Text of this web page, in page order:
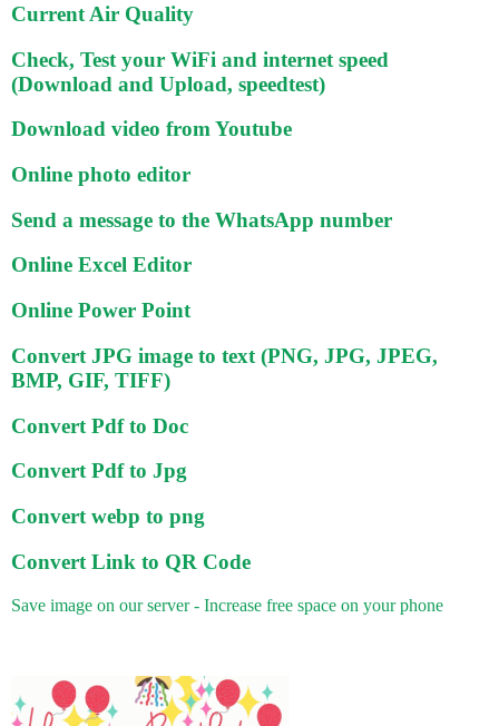
Current Air Quality
Check, Test your WiFi and internet speed
(Download and Upload, speedtest)
Download video from Youtube
Online photo editor
Send a message to the WhatsApp number
Online Excel Editor
Online Power Point
Convert JPG image to text (PNG, JPG, JPEG,
BMP, GIF, TIFF)
Convert Pdf to Doc
Convert Pdf to Jpg
Convert webp to png
Convert Link to QR Code
Save image on our server - Increase free space on your phone